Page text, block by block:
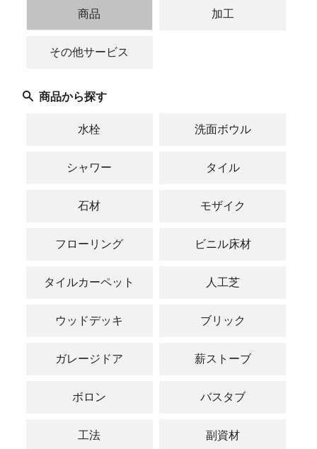
商品 加工
その他サービス
商品から探す
水栓 洗面ボウル
シャワー タイル
石材 モザイク
フローリング ビニル床材
タイルカーペット 人工芝
ウッドデッキ ブリック
ガレージドア 薪ストーブ
ボロン バスタブ
工法 副資材